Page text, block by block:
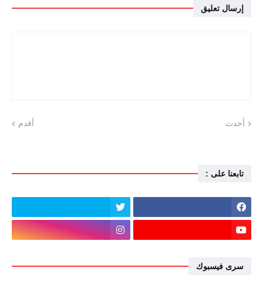
إرسال تعليق
أحدث أقدم
تابعنا على :
سرى فيسبوك